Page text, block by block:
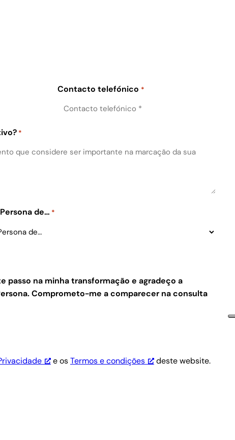
Contacto telefónico *
*
de… *
passo na minha transformação e agradeço a
Comprometo-me a comparecer na consulta
e osTermos e condições deste website.